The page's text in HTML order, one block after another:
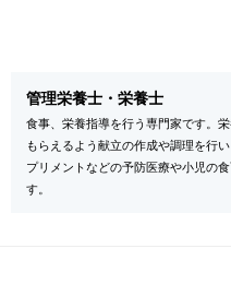
管理栄養士・栄養士
食事、栄養指導を行う専門家です。
もらえるよう献立の作成や調理を行
プリメントなどの予防医療や小児の
す。